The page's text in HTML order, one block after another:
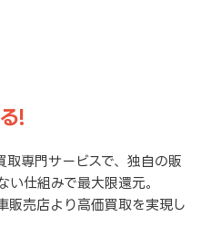
!
取専門サービスで、独自の販
い仕組みで最大限還元。
販売店より高価買取を実現し